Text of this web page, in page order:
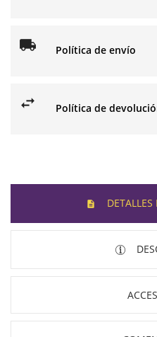
Política de envío
Política de